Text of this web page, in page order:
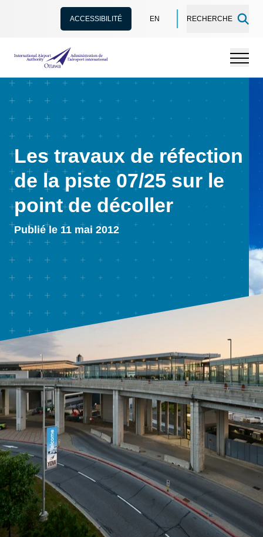
ACCESSIBILITÉ EN RECHERCHE
Administration de l’aéroport international d'Ottawa
Menu
Les travaux de réfection
de la piste 07/25 sur le
point de décoller
Publié le 11 mai 2012